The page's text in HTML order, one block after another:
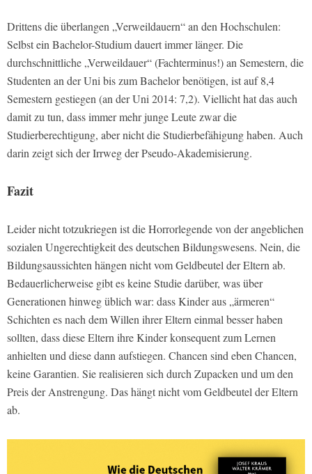
Drittens die überlangen „Verweildauern“ an den Hochschulen:
Selbst ein Bachelor-Studium dauert immer länger. Die
durchschnittliche „Verweildauer“ (Fachterminus!) an Semestern, die
Studenten an der Uni bis zum Bachelor benötigen, ist auf 8,4
Semestern gestiegen (an der Uni 2014: 7,2). Viellicht hat das auch
damit zu tun, dass immer mehr junge Leute zwar die
Studierberechtigung, aber nicht die Studierbefähigung haben. Auch
darin zeigt sich der Irrweg der Pseudo-Akademisierung.
Fazit
Leider nicht totzukriegen ist die Horrorlegende von der angeblichen
sozialen Ungerechtigkeit des deutschen Bildungswesens. Nein, die
Bildungsaussichten hängen nicht vom Geldbeutel der Eltern ab.
Bedauerlicherweise gibt es keine Studie darüber, was über
Generationen hinweg üblich war: dass Kinder aus „ärmeren“
Schichten es nach dem Willen ihrer Eltern einmal besser haben
sollten, dass diese Eltern ihre Kinder konsequent zum Lernen
anhielten und diese dann aufstiegen. Chancen sind eben Chancen,
keine Garantien. Sie realisieren sich durch Zupacken und um den
Preis der Anstrengung. Das hängt nicht vom Geldbeutel der Eltern
ab.